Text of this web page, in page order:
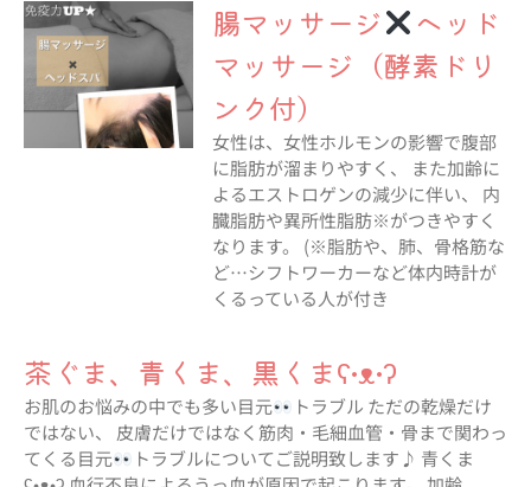
腸マッサージ
ヘッド
マッサージ（酵素ドリ
ンク付）
女性は、女性ホルモンの影響で腹部
に脂肪が溜まりやすく、 また加齢に
よるエストロゲンの減少に伴い、 内
臓脂肪や異所性脂肪※がつきやすく
なります。 (※脂肪や、肺、骨格筋な
ど…シフトワーカーなど体内時計が
くるっている人が付き
茶ぐま、青くま、黒くまʕ•ᴥ•ʔ
お肌のお悩みの中でも多い目元
トラブル ただの乾燥だけ
ではない、 皮膚だけではなく筋肉・毛細血管・骨まで関わっ
てくる目元
トラブルについてご説明致します♪ 青くま